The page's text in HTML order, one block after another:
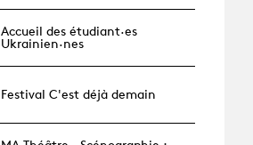
Accueil des étudiant·es
Ukrainien·nes
Festival C'est déjà demain